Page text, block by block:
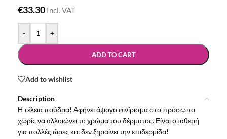
€33.30 Incl. VAT
- +
ADD TO CART
Add to wishlist
Description
Η τέλεια πούδρα! Αφήνει άψογο φινίρισμα στο πρόσωπο
χωρίς να αλλοιώνει το χρώμα του δέρματος. Είναι σταθερή
για πολλές ώρες και δεν ξηραίνει την επιδερμίδα!